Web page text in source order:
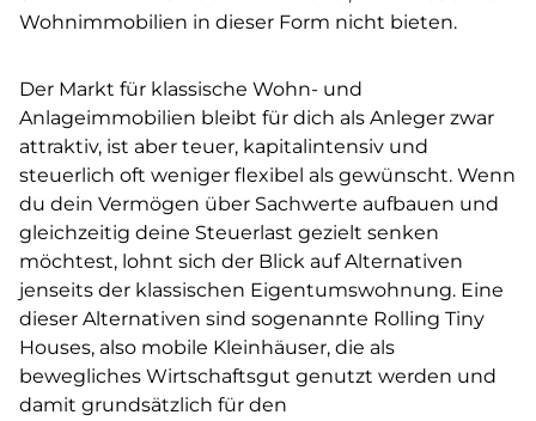
Wohnimmobilien in dieser Form nicht bieten.
Der Markt für klassische Wohn- und
Anlageimmobilien bleibt für dich als Anleger zwar
attraktiv, ist aber teuer, kapitalintensiv und
steuerlich oft weniger flexibel als gewünscht. Wenn
du dein Vermögen über Sachwerte aufbauen und
gleichzeitig deine Steuerlast gezielt senken
möchtest, lohnt sich der Blick auf Alternativen
jenseits der klassischen Eigentumswohnung. Eine
dieser Alternativen sind sogenannte Rolling Tiny
Houses, also mobile Kleinhäuser, die als
bewegliches Wirtschaftsgut genutzt werden und
damit grundsätzlich für den